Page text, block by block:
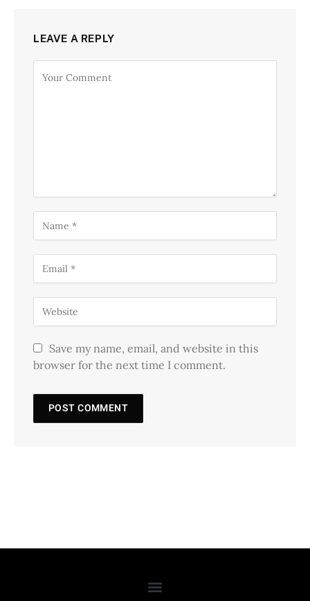
LEAVE A REPLY
Save my name, email, and website in this
browser for the next time I comment.